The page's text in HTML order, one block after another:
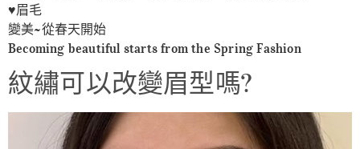
♥️眉毛
變美~從春天開始
Becoming beautiful starts from the Spring Fashion
紋繡可以改變眉型嗎?